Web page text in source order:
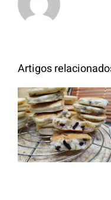
Artigos
Panquecas
com Oreo